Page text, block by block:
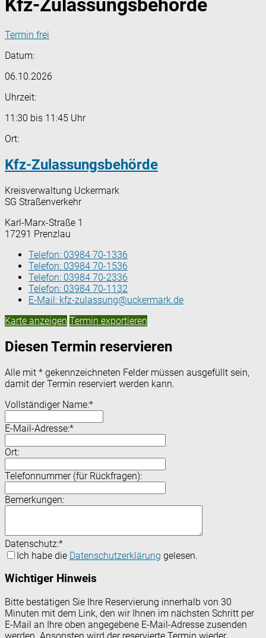
Kfz-Zulassungsbehörde
Termin frei
Datum:
06.10.2026
Uhrzeit:
11:30 bis 11:45 Uhr
Ort:
Kfz-Zulassungsbehörde
Kreisverwaltung Uckermark
SG Straßenverkehr
Karl-Marx-Straße 1
17291 Prenzlau
Telefon: 03984 70-1336
Telefon: 03984 70-1536
Telefon: 03984 70-2336
Telefon: 03984 70-1132
E-Mail: kfz-zulassung@uckermark.de
Karte anzeigen Termin exportieren
Diesen Termin reservieren
Alle mit * gekennzeichneten Felder müssen ausgefüllt sein,
damit der Termin reserviert werden kann.
Vollständiger Name:*
E-Mail-Adresse:*
Ort:
Telefonnummer (für Rückfragen):
Bemerkungen:
Datenschutz:*
Ich habe die Datenschutzerklärung gelesen.
Wichtiger Hinweis
Bitte bestätigen Sie Ihre Reservierung innerhalb von 30
Minuten mit dem Link, den wir Ihnen im nächsten Schritt per
E-Mail an Ihre oben angegebene E-Mail-Adresse zusenden